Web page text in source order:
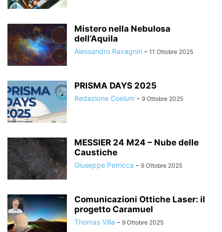
Mistero nella Nebulosa
dell’Aquila
Alessandro Ravagnin - 11 Ottobre 2025
PRISMA DAYS 2025
Redazione Coelum - 9 Ottobre 2025
MESSIER 24 M24 – Nube delle
Caustiche
Giuseppe Petricca - 9 Ottobre 2025
Comunicazioni Ottiche Laser: il
progetto Caramuel
Thomas Villa - 9 Ottobre 2025